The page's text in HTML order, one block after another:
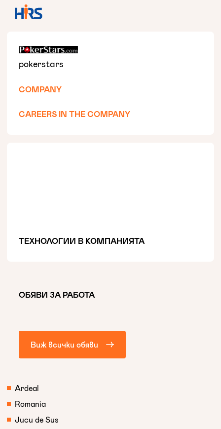
ТЕХНОЛОГИИ В КОМПАНИЯТА
ОБЯВИ ЗА РАБОТА
Виж всички обяви
Ardeal
Romania
Jucu de Sus
pokerstars
COMPANY
CAREERS IN THE COMPANY